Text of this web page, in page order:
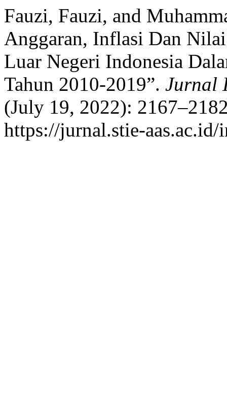
Fauzi, Fauzi, and
Anggaran, Inflasi Dan
Luar Negeri Indonesia
Tahun 2010-2019”. Jurnal
(July 19, 2022):
https://jurnal.stie-